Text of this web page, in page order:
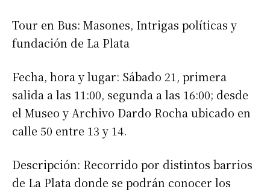
Tour en Bus: Masones, Intrigas políticas y
fundación de La Plata
Fecha, hora y lugar: Sábado 21, primera
salida a las 11:00, segunda a las 16:00; desde
el Museo y Archivo Dardo Rocha ubicado en
calle 50 entre 13 y 14.
Descripción: Recorrido por distintos barrios
de La Plata donde se podrán conocer los